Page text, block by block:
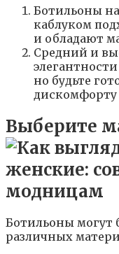
Ботильоны
каблуком
и обладают
Средний и
но будьте
дискомфорту
Выберите
Ботильоны могут
различных